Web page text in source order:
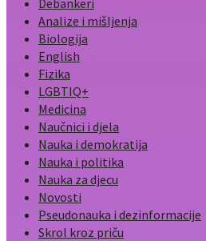
Debankeri
Analize i mišljenja
Biologija
English
Fizika
LGBTIQ+
Medicina
Naučnici i djela
Nauka i demokratija
Nauka i politika
Nauka za djecu
Novosti
Pseudonauka i dezinformacije
Skrol kroz priču